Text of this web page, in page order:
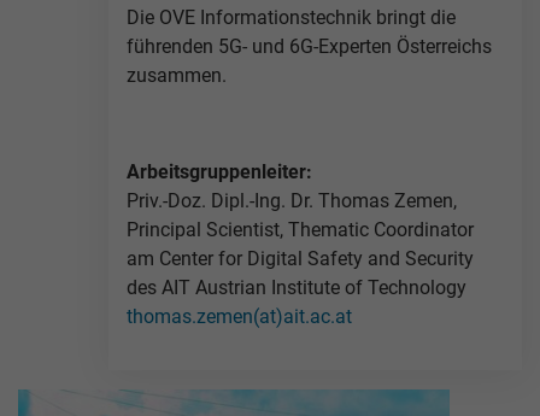
Die OVE Informationstechnik bringt die
führenden 5G- und 6G-Experten Österreichs
zusammen.
Arbeitsgruppenleiter:
Priv.-Doz. Dipl.-Ing. Dr. Thomas Zemen,
Principal Scientist, Thematic Coordinator
am Center for Digital Safety and Security
des AIT Austrian Institute of Technology
thomas.zemen(at)ait.ac.at